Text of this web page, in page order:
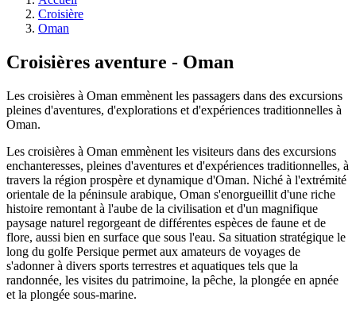
Croisière
Oman
Croisières aventure - Oman
Les croisières à Oman emmènent les passagers dans des excursions
pleines d'aventures, d'explorations et d'expériences traditionnelles à
Oman.
Les croisières à Oman emmènent les visiteurs dans des excursions
enchanteresses, pleines d'aventures et d'expériences traditionnelles, à
travers la région prospère et dynamique d'Oman. Niché à l'extrémité
orientale de la péninsule arabique, Oman s'enorgueillit d'une riche
histoire remontant à l'aube de la civilisation et d'un magnifique
paysage naturel regorgeant de différentes espèces de faune et de
flore, aussi bien en surface que sous l'eau. Sa situation stratégique le
long du golfe Persique permet aux amateurs de voyages de
s'adonner à divers sports terrestres et aquatiques tels que la
randonnée, les visites du patrimoine, la pêche, la plongée en apnée
et la plongée sous-marine.